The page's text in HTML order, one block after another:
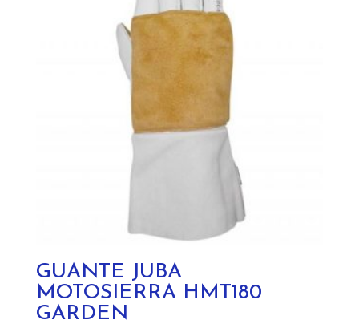
GUANTE JUBA
MOTOSIERRA HMT180
GARDEN